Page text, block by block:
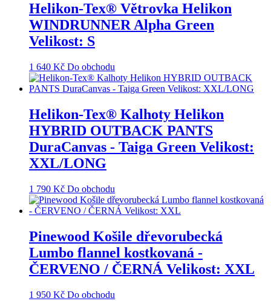
Helikon-Tex® Větrovka Helikon
WINDRUNNER Alpha Green
Velikost: S
1 640 Kč Do obchodu
Helikon-Tex® Kalhoty Helikon
HYBRID OUTBACK PANTS
DuraCanvas - Taiga Green Velikost:
XXL/LONG
1 790 Kč Do obchodu
Pinewood Košile dřevorubecká
Lumbo flannel kostkovaná -
ČERVENO / ČERNÁ Velikost: XXL
1 950 Kč Do obchodu